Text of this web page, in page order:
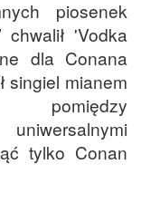
piosenek
chwalił 'Vodka
dla Conana
singiel mianem
pomiędzy
tylko Conan